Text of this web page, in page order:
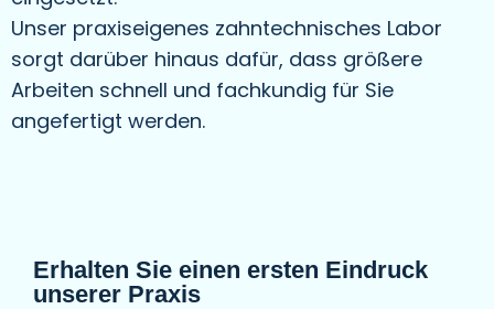
Unser praxiseigenes zahntechnisches Labor
sorgt darüber hinaus dafür, dass größere
Arbeiten schnell und fachkundig für Sie
angefertigt werden.
Erhalten Sie einen ersten Eindruck
unserer Praxis